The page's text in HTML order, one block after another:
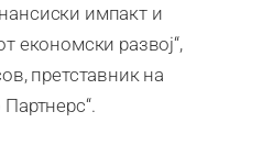
импакт и
економски развој“,
претставник на